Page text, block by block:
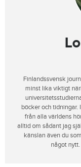
Finlandssvensk
minst lika viktigt
böcker och
från alla världens
alltid om sådant jag
känslan även du
något